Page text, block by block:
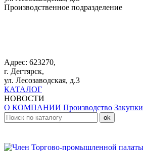
Производственное подразделение
Адрес: 623270,
г. Дегтярск,
ул. Лесозаводская, д.3
КАТАЛОГ
НОВОСТИ
О КОМПАНИИ Производство Закупки